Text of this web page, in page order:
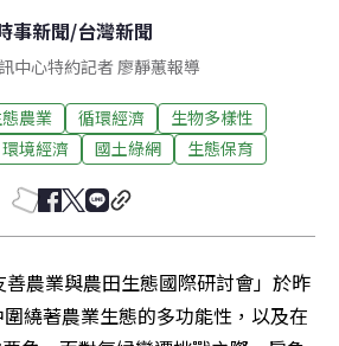
事新聞/台灣新聞
中心特約記者 廖靜蕙報導
農業 循環經濟
生物多樣性
環境經濟 國土綠網 生態保育
農業與農田生態國際研討會」於昨
圍繞著農業生態的多功能性，以及在